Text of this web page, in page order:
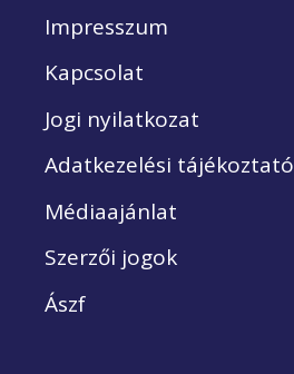
Impresszum
Kapcsolat
Jogi nyilatkozat
Adatkezelési tájékoztató
Médiaajánlat
Szerzői jogok
Ászf